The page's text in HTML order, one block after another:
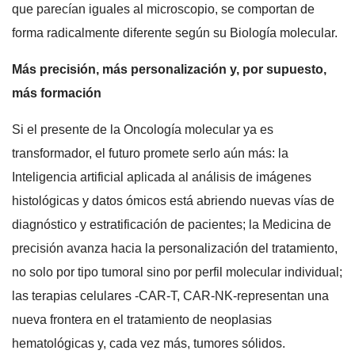
que parecían iguales al microscopio, se comportan de
forma radicalmente diferente según su Biología molecular.
Más precisión, más personalización y, por supuesto,
más formación
Si el presente de la Oncología molecular ya es
transformador, el futuro promete serlo aún más: la
Inteligencia artificial aplicada al análisis de imágenes
histológicas y datos ómicos está abriendo nuevas vías de
diagnóstico y estratificación de pacientes; la Medicina de
precisión avanza hacia la personalización del tratamiento,
no solo por tipo tumoral sino por perfil molecular individual;
las terapias celulares -CAR-T, CAR-NK-representan una
nueva frontera en el tratamiento de neoplasias
hematológicas y, cada vez más, tumores sólidos.